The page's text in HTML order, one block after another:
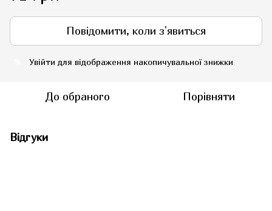
Повідомити, коли з'явиться
Увійти для відображення накопичувальної знижки
До обраного Порівняти
Відгуки